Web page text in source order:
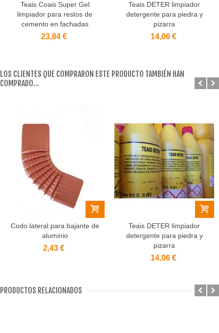
Teais Coais Super Gel
limpiador para restos de
cemento en fachadas
23,84 €
Teais DETER limpiador
detergente para piedra y
pizarra
14,06 €
LOS CLIENTES QUE COMPRARON ESTE PRODUCTO TAMBIÉN HAN
COMPRADO...
Codo lateral para bajante de
aluminio
2,43 €
Teais DETER limpiador
detergente para piedra y
pizarra
14,06 €
PRODUCTOS RELACIONADOS